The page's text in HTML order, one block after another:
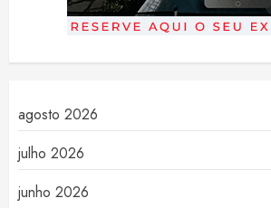
agosto 2026
julho 2026
junho 2026